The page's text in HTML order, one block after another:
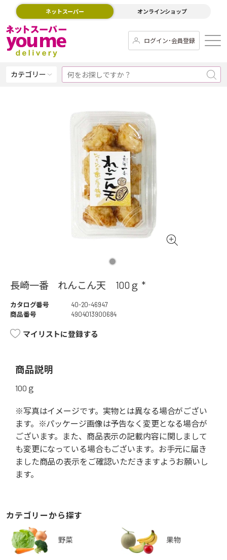
ネットスーパー オンラインショップ
ログイン･会員登録
カテゴリー
長崎一番 れんこん天 100ｇ *
カタログ番号
40-20-46947
商品番号
4904013900684
マイリストに登録する
商品説明
100ｇ
※写真はイメージです。実物とは異なる場合がござい
ます。※パッケージ画像は予告なく変更となる場合が
ございます。また、商品表示の記載内容に関しまして
も変更になっている場合もございます。お手元に届き
ました商品の表示をご確認いただきますようお願いし
ます。
カテゴリーから探す